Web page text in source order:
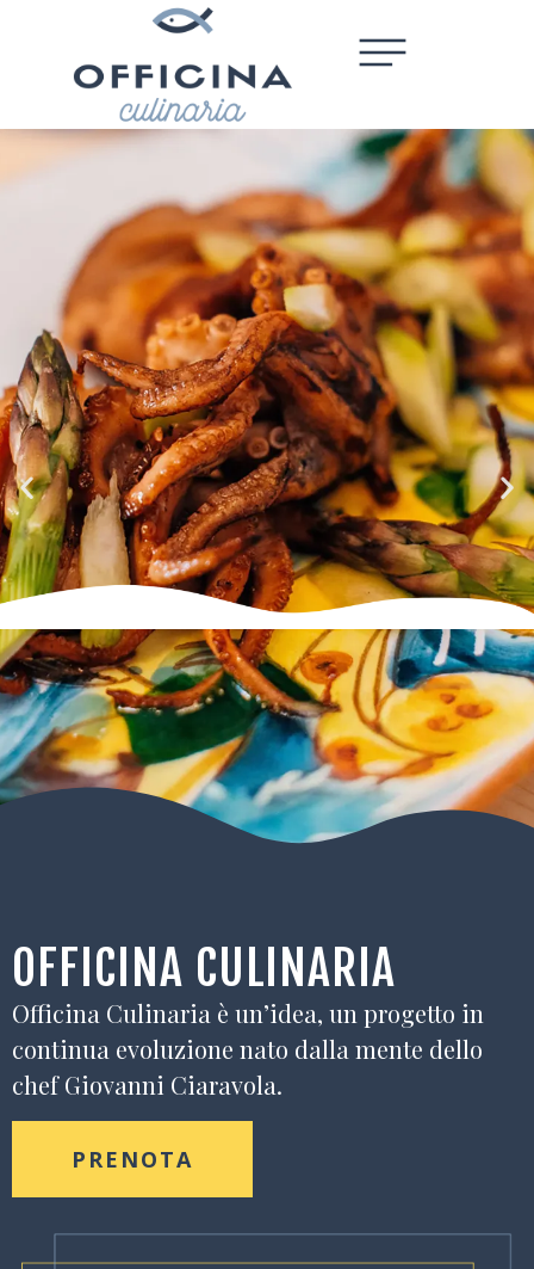
OFFICINA CULINARIA
Officina Culinaria è un’idea, un progetto in
continua evoluzione nato dalla mente dello
chef Giovanni Ciaravola.
PRENOTA